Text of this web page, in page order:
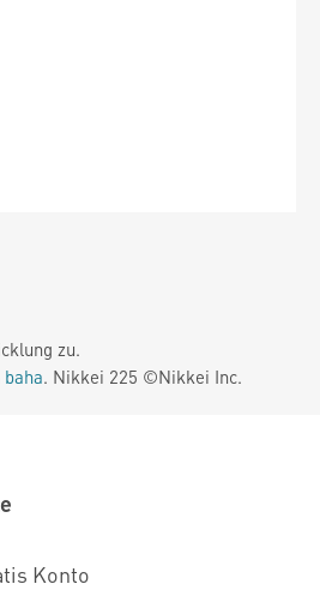
zu.
baha. Nikkei 225 ©Nikkei Inc.
Konto